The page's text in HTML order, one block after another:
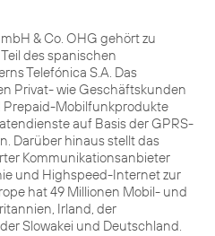
& Co. OHG gehört zu
des spanischen
Telefónica S.A. Das
Privat- wie Geschäftskunden
Mobilfunkprodukte
auf Basis der GPRS-
Darüber hinaus stellt das
Kommunikationsanbieter
und Highspeed-Internet zur
hat 49 Millionen Mobil- und
Irland, der
Slowakei und Deutschland.